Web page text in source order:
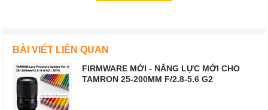
BÀI VIẾT LIÊN QUAN
FIRMWARE MỚI - NĂNG LỰC MỚI CHO
TAMRON 25-200MM F/2.8-5.6 G2